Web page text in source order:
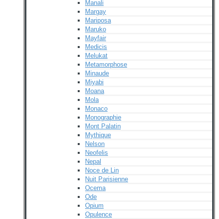
Manali
Margay
Mariposa
Maruko
Mayfair
Medicis
Melukat
Metamorphose
Minaude
Miyabi
Moana
Mola
Monaco
Monographie
Mont Palatin
Mythique
Nelson
Neofelis
Nepal
Noce de Lin
Nuit Parisienne
Ocema
Ode
Opium
Opulence